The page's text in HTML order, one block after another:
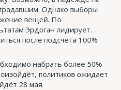
Однако выборы
вещей. По
Эрдоган лидирует.
после подсчёта 100%
набрать более 50%
политиков ожидает
28 мая.